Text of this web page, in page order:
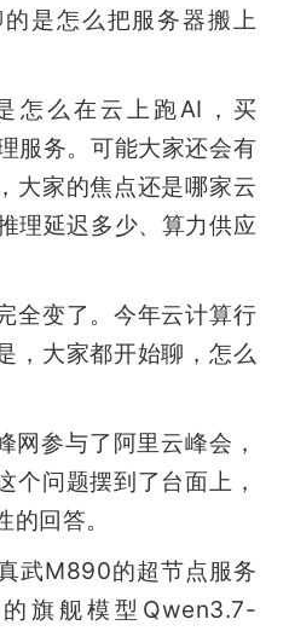
是怎么把服务器搬上
怎么在云上跑AI，买
服务。可能大家还会有
大家的焦点还是哪家云
理延迟多少、算力供应
全变了。今年云计算行
，大家都开始聊，怎么
参与了阿里云峰会，
个问题摆到了台面上，
回答。
武M890的超节点服务
旗舰模型Qwen3.7-